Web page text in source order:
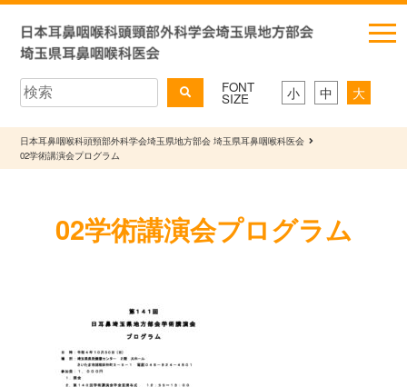
FONT
SIZE 小 中 大
日本耳鼻咽喉科頭頸部外科学会埼玉県地方部会 埼玉県耳鼻咽喉科医会
02学術講演会プログラム
02学術講演会プログラム